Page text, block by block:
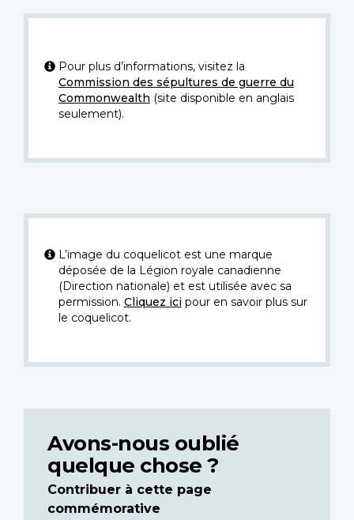
Pour plus d’informations, visitez la
Commission des sépultures de guerre du
Commonwealth (site disponible en anglais
seulement).
L’image du coquelicot est une marque
déposée de la Légion royale canadienne
(Direction nationale) et est utilisée avec sa
permission. Cliquez icipour en savoir plus sur
le coquelicot.
Avons-nous oublié
quelque chose ?
Contribuer à cette page
commémorative